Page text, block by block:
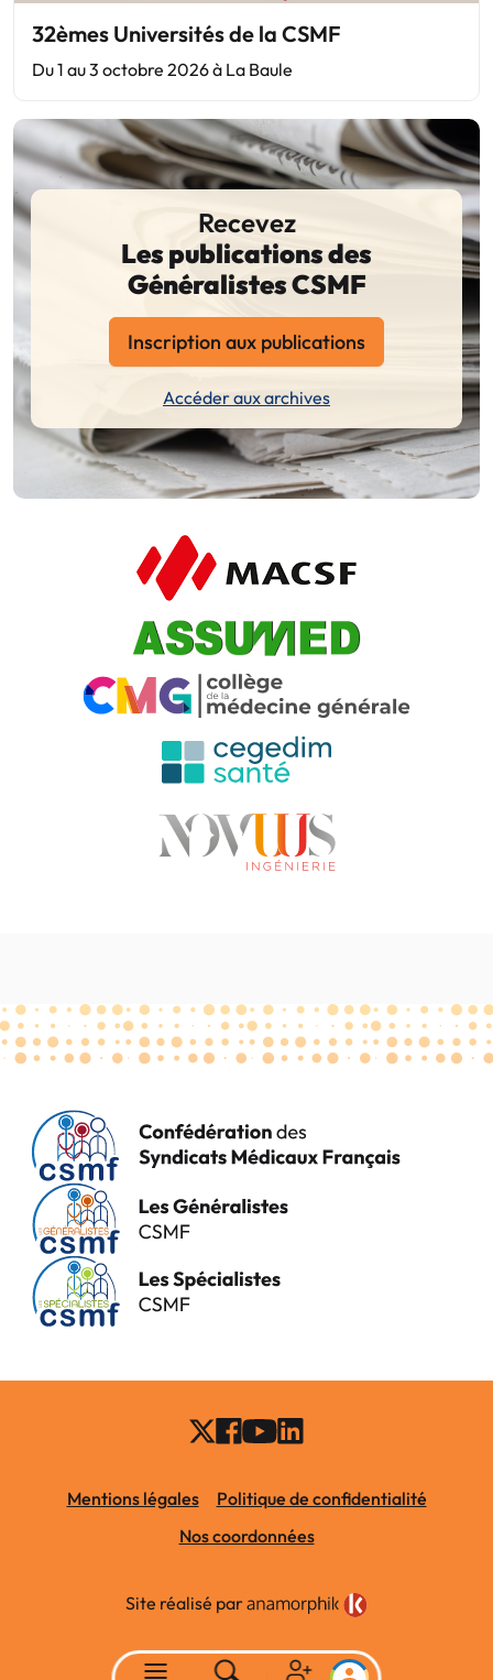
32èmes Universités de la CSMF
Du 1 au 3 octobre 2026 à La Baule
Recevez
Les publications des
Généralistes CSMF
Inscription aux publications
Accéder aux archives
Mentions légales
Politique de confidentialité
Nos coordonnées
Site réalisé par